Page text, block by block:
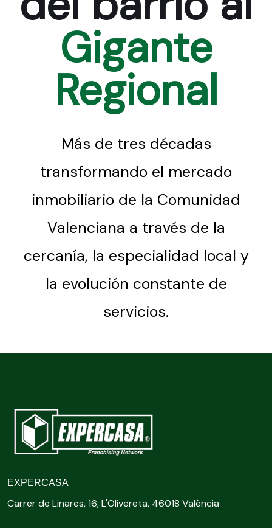
Gigante
Regional
Más de tres décadas
transformando el mercado
inmobiliario de la Comunidad
Valenciana a través de la
cercanía, la especialidad local y
la evolución constante de
servicios.
EXPERCASA
Carrer de Linares, 16, L'Olivereta, 46018 València